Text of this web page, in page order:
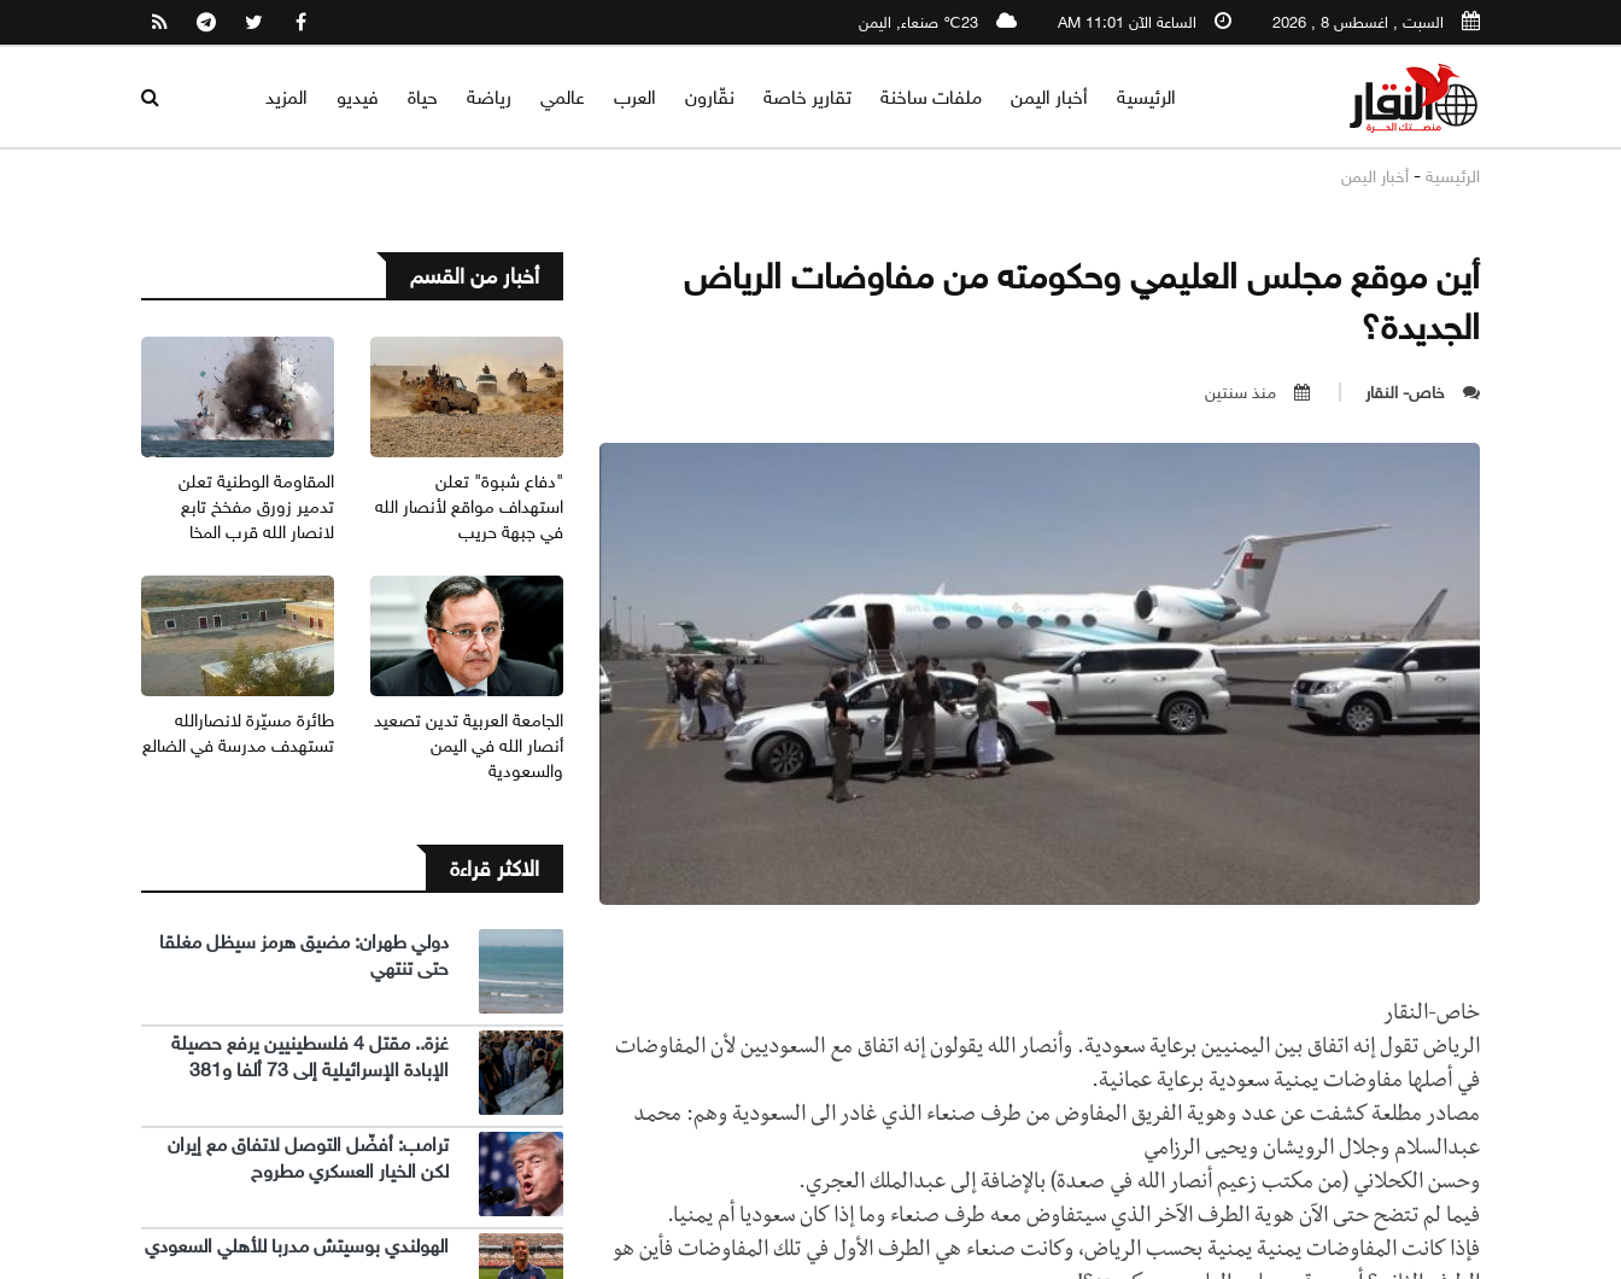
السبت , اغسطس 8 , 2026 الساعة الآن 11:01 AM 23℃ صنعاء, اليمن
الرئيسية أخبار اليمن ملفات ساخنة تقارير خاصة نقّارون العرب عالمي رياضة حياة فيديو المزيد
الرئيسية - أخبار اليمن
أين موقع مجلس العليمي وحكومته من مفاوضات الرياض
الجديدة؟
خاص- النقار منذ سنتين
خاص-النقار
الرياض تقول إنه اتفاق بين اليمنيين برعاية سعودية. وأنصار الله يقولون إنه اتفاق مع السعوديين لأن المفاوضات
في أصلها مفاوضات يمنية سعودية برعاية عمانية.
مصادر مطلعة كشفت عن عدد وهوية الفريق المفاوض من طرف صنعاء الذي غادر الى السعودية وهم: محمد
عبدالسلام وجلال الرويشان ويحيى الرزامي
وحسن الكحلاني (من مكتب زعيم أنصار الله في صعدة) بالإضافة إلى عبدالملك العجري.
فيما لم تتضح حتى الآن هوية الطرف الآخر الذي سيتفاوض معه طرف صنعاء وما إذا كان سعوديا أم يمنيا.
فإذا كانت المفاوضات يمنية يمنية بحسب الرياض، وكانت صنعاء هي الطرف الأول في تلك المفاوضات فأين هو
أخبار من القسم
"دفاع شبوة" تعلن
استهداف مواقع لأنصار الله
في جبهة حريب
المقاومة الوطنية تعلن
تدمير زورق مفخخ تابع
لانصار الله قرب المخا
الجامعة العربية تدين تصعيد
أنصار الله في اليمن
والسعودية
طائرة مسيّرة لانصارالله
تستهدف مدرسة في الضالع
الاكثر قراءة
دولي طهران: مضيق هرمز سيظل مغلقا
حتى تنتهي
غزة.. مقتل 4 فلسطينيين يرفع حصيلة
الإبادة الإسرائيلية إلى 73 ألفا و381
ترامب: أفضّل التوصل لاتفاق مع إيران
لكن الخيار العسكري مطروح
الهولندي بوسيتش مدربا للأهلي السعودي